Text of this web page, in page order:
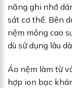
năng ghi nhớ
sát cơ thể. Bên
nệm mỏng cao
dù sử dụng lâu
Áo nệm làm từ
hợp ion bạc